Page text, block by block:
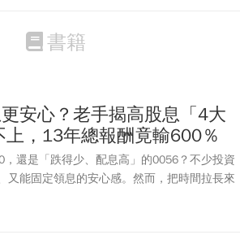
書籍
安心？老手揭高股息「4大
，13年總報酬竟輸600％
還是「跌得少、配息高」的0056？不少投資
又能固定領息的安心感。然而，把時間拉長來
今多次市場修正，0056在多數股災中的確比